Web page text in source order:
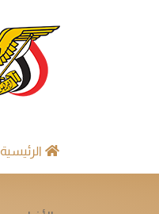
الرئيسية